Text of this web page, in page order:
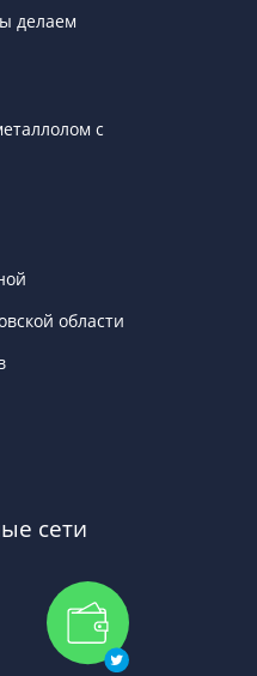
делаем
с
области
сети